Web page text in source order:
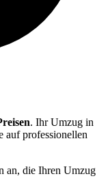
. Ihr Umzug in
auf professionellen
an, die Ihren Umzug